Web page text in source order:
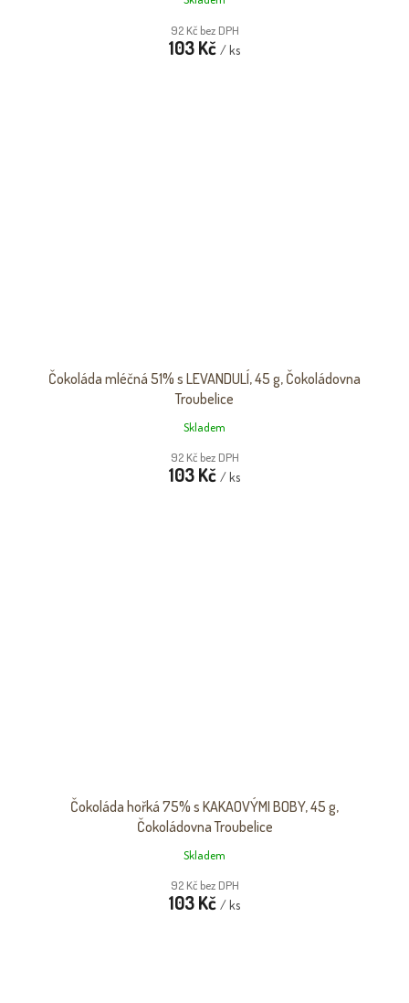
92 Kč bez DPH
103 Kč / ks
Čokoláda mléčná 51% s LEVANDULÍ, 45 g, Čokoládovna
Troubelice
Skladem
92 Kč bez DPH
103 Kč / ks
Čokoláda hořká 75% s KAKAOVÝMI BOBY, 45 g,
Čokoládovna Troubelice
Skladem
92 Kč bez DPH
103 Kč / ks